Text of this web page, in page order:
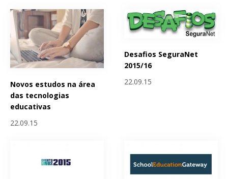
Novos estudos na área
das tecnologias
educativas
22.09.15
Desafios SeguraNet
2015/16
22.09.15
Páginas